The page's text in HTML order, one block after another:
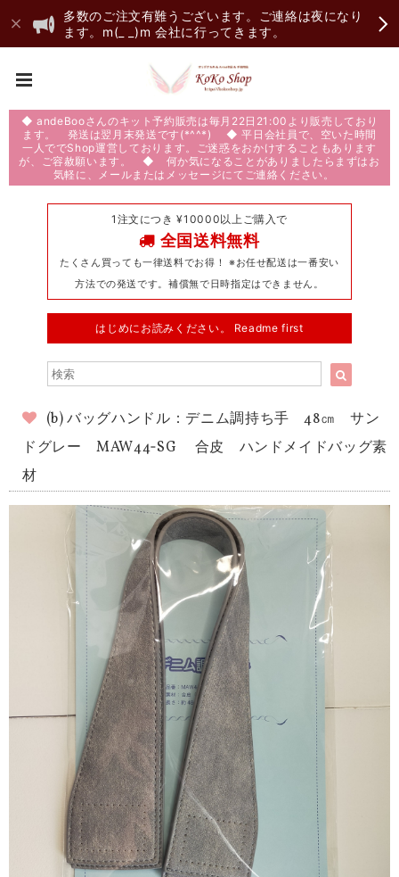
多数のご注文有難うございます。ご連絡は夜になり
ます。m(_ _)m 会社に行ってきます。
◆ andeBooさんのキット予約販売は毎月22日21:00より販売しており
ます。 発送は翌月末発送です(*^^*) ◆ 平日会社員で、空いた時間
一人ででShop運営しております。ご迷惑をおかけすることもあります
が、ご容赦願います。 ◆ 何か気になることがありましたらまずはお
気軽に、メールまたはメッセージにてご連絡ください。
1注文につき ¥10000以上ご購入で
全国送料無料
たくさん買っても一律送料でお得！ ※お任せ配送は一番安い
方法での発送です。補償無で日時指定はできません。
はじめにお読みください。 Readme first
(b) バッグハンドル：デニム調持ち手 48㎝ サン
ドグレー MAW44‐SG 合皮 ハンドメイドバッグ素
材